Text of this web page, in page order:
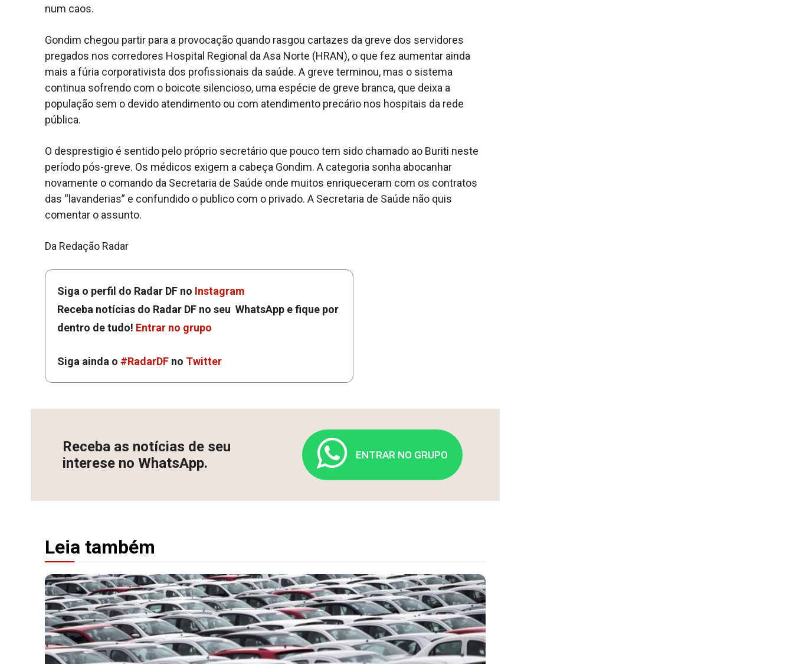
num caos.
Gondim chegou partir para a provocação quando rasgou cartazes da greve dos servidores
pregados nos corredores Hospital Regional da Asa Norte (HRAN), o que fez aumentar ainda
mais a fúria corporativista dos profissionais da saúde. A greve terminou, mas o sistema
continua sofrendo com o boicote silencioso, uma espécie de greve branca, que deixa a
população sem o devido atendimento ou com atendimento precário nos hospitais da rede
pública.
O desprestigio é sentido pelo próprio secretário que pouco tem sido chamado ao Buriti neste
período pós-greve. Os médicos exigem a cabeça Gondim. A categoria sonha abocanhar
novamente o comando da Secretaria de Saúde onde muitos enriqueceram com os contratos
das “lavanderias” e confundido o publico com o privado. A Secretaria de Saúde não quis
comentar o assunto.
Da Redação Radar
Siga o perfil do Radar DF no Instagram
Receba notícias do Radar DF no seu WhatsApp e fique por
dentro de tudo! Entrar no grupo
Siga ainda o #RadarDF no Twitter
Receba as notícias de seu
interese no WhatsApp.
ENTRAR NO GRUPO
Leia também